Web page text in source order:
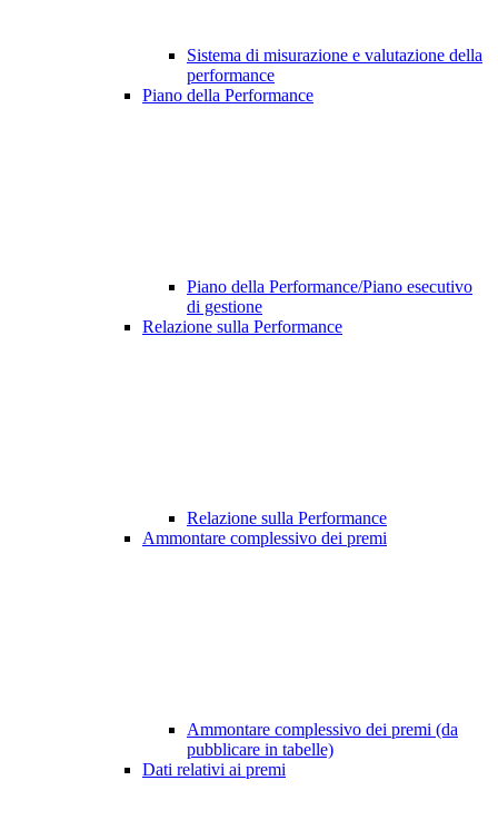
Sistema di misurazione e valutazione della
performance
Piano della Performance
Piano della Performance/Piano esecutivo
di gestione
Relazione sulla Performance
Relazione sulla Performance
Ammontare complessivo dei premi
Ammontare complessivo dei premi (da
pubblicare in tabelle)
Dati relativi ai premi